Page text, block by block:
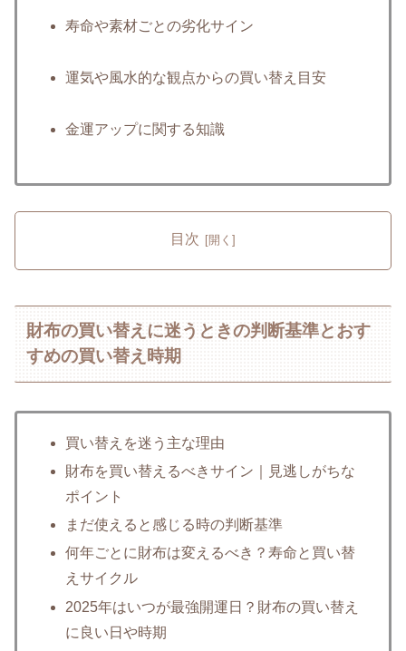
寿命や素材ごとの劣化サイン
運気や風水的な観点からの買い替え目安
金運アップに関する知識
目次
財布の買い替えに迷うときの判断基準とおす
すめの買い替え時期
買い替えを迷う主な理由
財布を買い替えるべきサイン｜見逃しがちな
ポイント
まだ使えると感じる時の判断基準
何年ごとに財布は変えるべき？寿命と買い替
えサイクル
2025年はいつが最強開運日？財布の買い替え
に良い日や時期